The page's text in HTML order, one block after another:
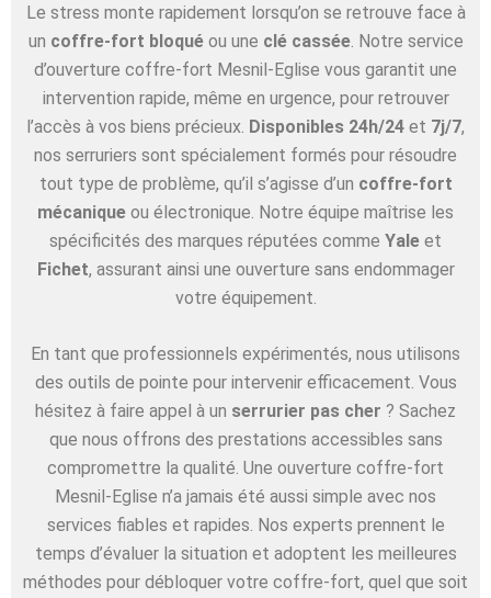
Le stress monte rapidement lorsqu’on se retrouve face à
un coffre-fort bloquéou une clé cassée. Notre service
d’ouverture coffre-fort Mesnil-Eglise vous garantit une
intervention rapide, même en urgence, pour retrouver
l’accès à vos biens précieux. Disponibles 24h/24 et 7j/7,
nos serruriers sont spécialement formés pour résoudre
tout type de problème, qu’il s’agisse d’un coffre-fort
mécanique ou électronique. Notre équipe maîtrise les
spécificités des marques réputées comme Yale et
Fichet, assurant ainsi une ouverture sans endommager
votre équipement.
En tant que professionnels expérimentés, nous utilisons
des outils de pointe pour intervenir efficacement. Vous
hésitez à faire appel à un serrurier pas cher ? Sachez
que nous offrons des prestations accessibles sans
compromettre la qualité. Une ouverture coffre-fort
Mesnil-Eglise n’a jamais été aussi simple avec nos
services fiables et rapides. Nos experts prennent le
temps d’évaluer la situation et adoptent les meilleures
méthodes pour débloquer votre coffre-fort, quel que soit